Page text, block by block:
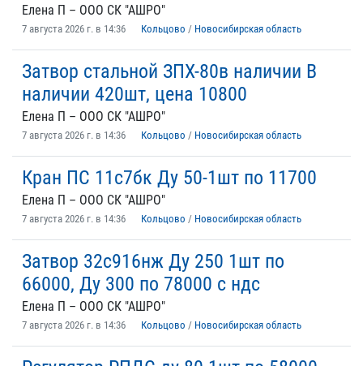
Елена П – ООО СК "АШРО"
7 августа 2026 г. в 14:36 Кольцово / Новосибирская область
Затвор стальной ЗПХ-80в наличии В
наличии 420шт, цена 10800
Елена П – ООО СК "АШРО"
7 августа 2026 г. в 14:36 Кольцово / Новосибирская область
Кран ПС 11с7бк Ду 50-1шт по 11700
Елена П – ООО СК "АШРО"
7 августа 2026 г. в 14:36 Кольцово / Новосибирская область
Затвор 32с916нж Ду 250 1шт по
66000, Ду 300 по 78000 с ндс
Елена П – ООО СК "АШРО"
7 августа 2026 г. в 14:36 Кольцово / Новосибирская область